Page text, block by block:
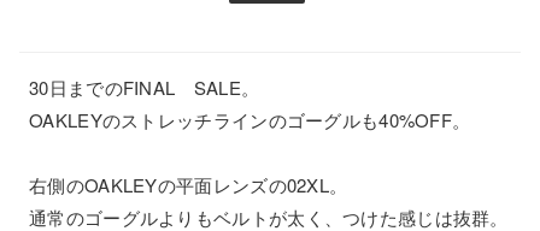
30日までのFINAL SALE。
OAKLEYのストレッチラインのゴーグルも40%OFF。
右側のOAKLEYの平面レンズの02XL。
通常のゴーグルよりもベルトが太く、つけた感じは抜群。